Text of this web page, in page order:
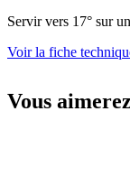
Servir vers 17° sur
Voir la fiche
Vous